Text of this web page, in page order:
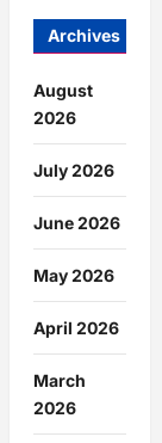
Archives
August
2026
July 2026
June 2026
May 2026
April 2026
March
2026